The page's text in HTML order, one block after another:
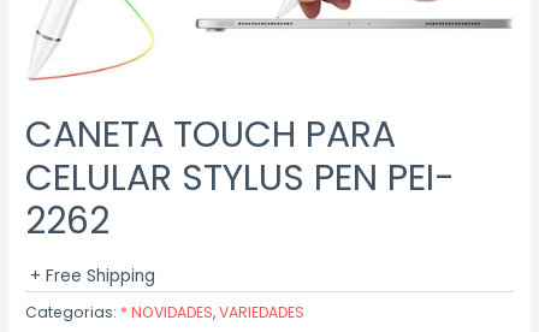
CANETA TOUCH PARA
CELULAR STYLUS PEN PEI-
2262
+ Free Shipping
Categorias: * NOVIDADES,VARIEDADES